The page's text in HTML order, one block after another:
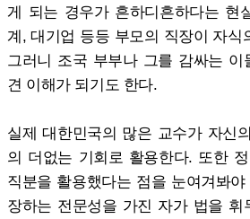
게 되는 경우가 흔하디흔하다는 현
계, 대기업 등등 부모의 직장이 자식
그러니 조국 부부나 그를 감싸는 이
견 이해가 되기도 한다.
실제 대한민국의 많은 교수가 자신
의 더없는 기회로 활용한다. 또한
직분을 활용했다는 점을 눈여겨봐
장하는 전문성을 가진 자가 법을